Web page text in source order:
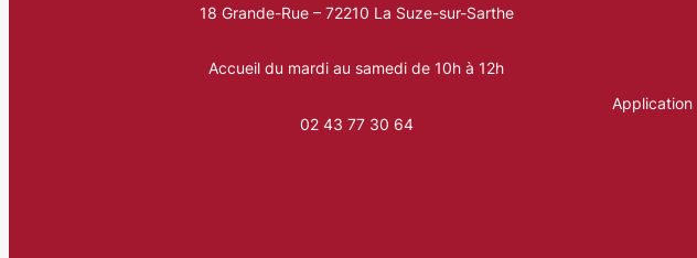
18 Grande-Rue – 72210 La Suze-sur-Sarthe
Accueil du mardi au samedi de 10h à 12h
02 43 77 30 64
Application